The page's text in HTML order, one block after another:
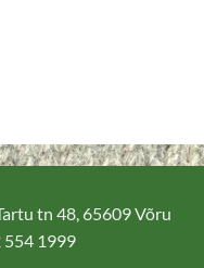
tn 48, 65609 Võru
554 1999